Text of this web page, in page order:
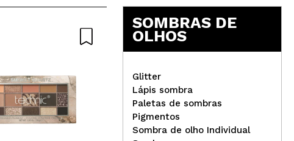
Útil Responder
Revolution - Paleta de
SOMBRAS DE
OLHOS
Glitter
Lápis sombra
Paletas de sombras
Pigmentos
Sombra de olho Individual